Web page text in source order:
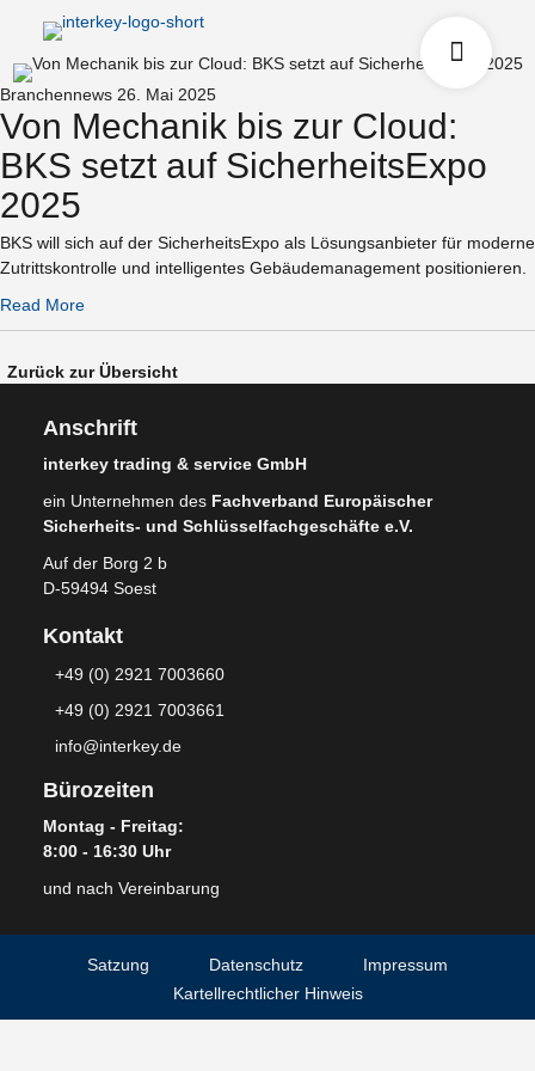
Branchennews 26. Mai 2025
Von Mechanik bis zur Cloud:
BKS setzt auf SicherheitsExpo
2025
BKS will sich auf der SicherheitsExpo als Lösungsanbieter für moderne
Zutrittskontrolle und intelligentes Gebäudemanagement positionieren.
Read More
Zurück zur Übersicht
Anschrift
interkey trading & service GmbH
ein Unternehmen des Fachverband Europäischer
Sicherheits- und Schlüsselfachgeschäfte e.V.
Auf der Borg 2 b
D-59494 Soest
Kontakt
+49 (0) 2921 7003660
+49 (0) 2921 7003661
info@interkey.de
Bürozeiten
Montag - Freitag:
8:00 - 16:30 Uhr
und nach Vereinbarung
Satzung Datenschutz
Impressum
Kartellrechtlicher Hinweis